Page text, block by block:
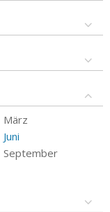
März
Juni
September